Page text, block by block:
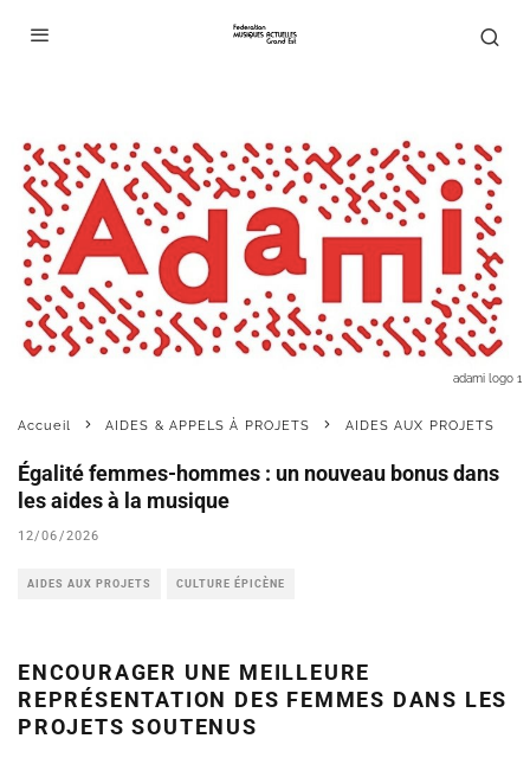
adami logo 1
Accueil AIDES & APPELS À PROJETS AIDES AUX PROJETS
Égalité femmes-hommes : un nouveau bonus dans
les aides à la musique
12/06/2026
AIDES AUX PROJETS CULTURE ÉPICÈNE
ENCOURAGER UNE MEILLEURE
REPRÉSENTATION DES FEMMES DANS LES
PROJETS SOUTENUS